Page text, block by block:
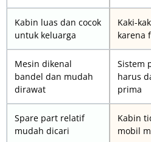
Kabin luas dan cocok
untuk keluarga
Kaki-
karena
Mesin dikenal
bandel dan mudah
dirawat
Sistem
harus
prima
Spare part relatif
mudah dicari
Kabin
mobil